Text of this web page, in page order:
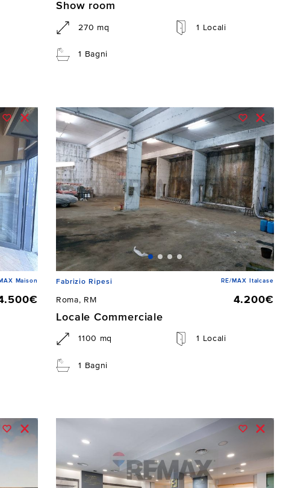
Show room
270 mq 1 Locali
1 Bagni
Maison Fabrizio Ripesi RE/MAX Italcase
Roma, RM
4.200€
Locale Commerciale
1100 mq 1 Locali
1 Bagni